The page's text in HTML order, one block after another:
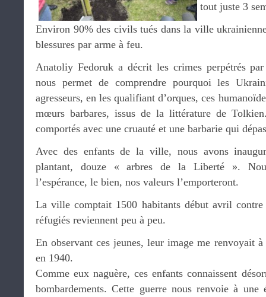
tout juste 3
Environ 90% des civils tués dans la ville
blessures par arme à feu.
Anatoliy Fedoruk a décrit les crimes perpétrés
nous permet de comprendre pourquoi les
agresseurs, en les qualifiant d’orques, ces
mœurs barbares, issus de la littérature de
comportés avec une cruauté et une barbarie qui
Avec des enfants de la ville, nous avons
plantant, douze « arbres de la Liberté ».
l’espérance, le bien, nos valeurs l’emporteront.
La ville comptait 1500 habitants début avril
réfugiés reviennent peu à peu.
En observant ces jeunes, leur image me renvoyait
en 1940.
Comme eux naguère, ces enfants connaissent
bombardements. Cette guerre nous renvoie à une